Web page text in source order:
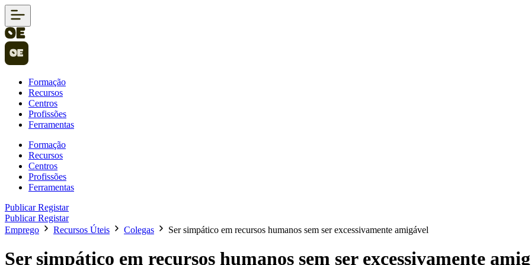
Formação
Recursos
Centros
Profissões
Ferramentas
Formação
Recursos
Centros
Profissões
Ferramentas
PublicarRegistar
PublicarRegistar
Emprego
Recursos Úteis Colegas Ser simpático em recursos humanos sem ser excessivamente amigável
Ser simpático em recursos humanos sem ser excessivamente